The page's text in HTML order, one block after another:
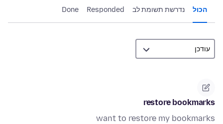
הכול נדרשת תשומת לב Responded
Done
restore bookmarks
want to restore my bookmarks